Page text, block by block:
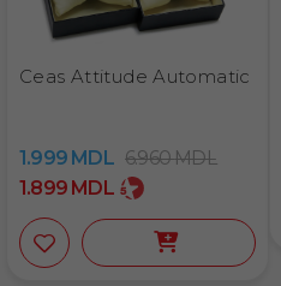
Ceas Attitude Automatic
1.999 MDL 6.960MDL
1.899 MDL